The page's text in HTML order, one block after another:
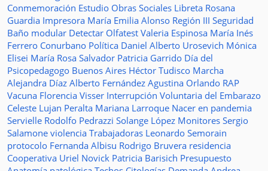
Conmemoración Estudio Obras Sociales Libreta Rosana
Guardia Impresora María Emilia Alonso Región III Seguridad
Baño modular Detectar Olfatest Valeria Espinosa María Inés
Ferrero Conurbano Política Daniel Alberto Urosevich Mónica
Elisei María Rosa Salvador Patricia Garrido Día del
Psicopedagogo Buenos Aires Héctor Tudisco Marcha
Alejandra Díaz Alberto Fernández Agustina Orlando RAP
Vacuna Florencia Visser Interrupción Voluntaria del Embarazo
Celeste Lujan Peralta Mariana Larroque Nacer en pandemia
Servielle Rodolfo Pedrazzi Solange López Monitores Sergio
Salamone violencia Trabajadoras Leonardo Semorain
protocolo Fernanda Albisu Rodrigo Bruvera residencia
Cooperativa Uriel Novick Patricia Barisich Presupuesto